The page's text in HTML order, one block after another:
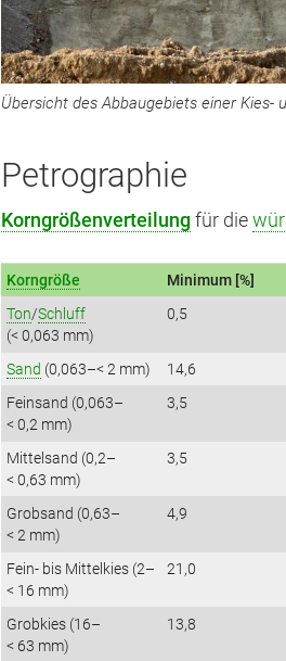
Übersicht des Abbaugebiets einer Kies-
Petrographie
Korngrößenverteilung für die
Korngröße Minimum [%]
Ton/Schluff
(< 0,063 mm)
0,5
Sand (0,063–< 2 mm) 14,6
Feinsand (0,063–
< 0,2 mm)
3,5
Mittelsand (0,2–
< 0,63 mm)
3,5
Grobsand (0,63–
< 2 mm)
4,9
Fein- bis Mittelkies (2–
< 16 mm)
21,0
Grobkies (16–
< 63 mm)
13,8